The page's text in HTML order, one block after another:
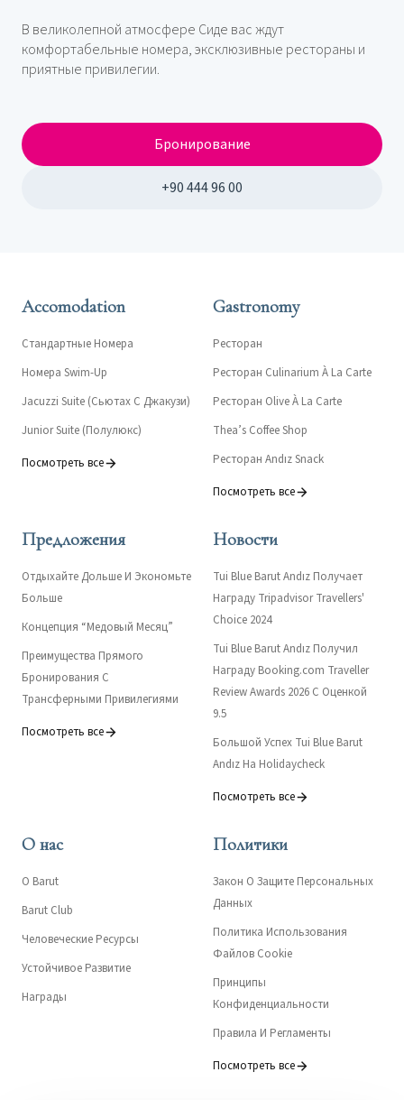
В великолепной атмосфере Сиде вас ждут
комфортабельные номера, эксклюзивные рестораны и
приятные привилегии.
Бронирование
+90 444 96 00
Accomodation
Стандартные Номера
Номера Swim-Up
Jacuzzi Suite (Сьютах С Джакузи)
Junior Suite (Полулюкс)
Посмотреть все
Gastronomy
Ресторан
Ресторан Culinarium À La Carte
Ресторан Olive À La Carte
Thea’s Coffee Shop
Ресторан Andız Snack
Посмотреть все
Предложения
Отдыхайте Дольше И Экономьте
Больше
Концепция “Медовый Месяц”
Преимущества Прямого
Бронирования С
Трансферными Привилегиями
Посмотреть все
Новости
Tui Blue Barut Andız Получает
Награду Tripadvisor Travellers'
Choice 2024
Tui Blue Barut Andız Получил
Награду Booking.com Traveller
Review Awards 2026 С Оценкой
9.5
Большой Успех Tui Blue Barut
Andız На Holidaycheck
Посмотреть все
О нас
О Barut
Barut Club
Человеческие Ресурсы
Устойчивое Развитие
Награды
Политики
Закон О Защите Персональных
Данных
Политика Использования
Файлов Cookie
Принципы
Конфиденциальности
Правила И Регламенты
Посмотреть все